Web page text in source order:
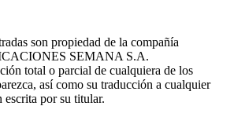
window
son propiedad de la compañía
SEMANA S.A.
total o parcial de cualquiera de los
así como su traducción a cualquier
por su titular.